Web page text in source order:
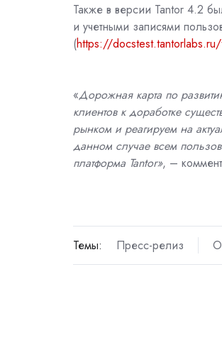
Также в версии Tantor 4.2
и учетными записями
(https://
«Дорожная карта по
клиентов к доработке
рынком и реагируем на
данном случае всем
платформа Tantor», –
Темы: Пресс-релиз